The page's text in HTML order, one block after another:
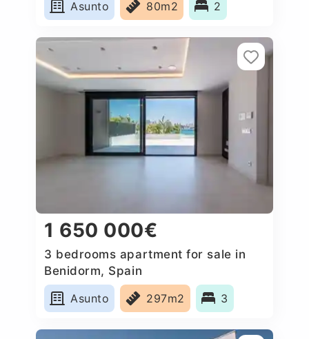
Asunto 80m2 2
1 650 000€
3 bedrooms apartment for sale in
Benidorm, Spain
Asunto
297m2 3